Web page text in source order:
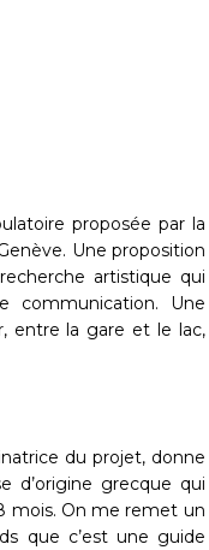
proposée par la
Une proposition
artistique qui
communication. Une
entre la gare et le lac,
du projet, donne
d’origine grecque qui
mois. On me remet un
que c’est une guide